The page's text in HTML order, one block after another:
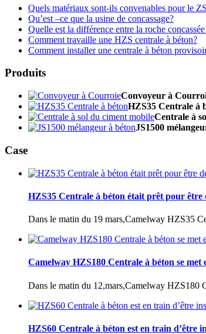
Quels matériaux sont-ils convenables pour le
Qu’est –ce que la usine de concassage?
Quelle est la différence entre la roche
Comment travaille une HZS centrale à béton?
Comment installer une centrale à béton
Produits
Convoyeur à
HZS35 Centrale à
Centrale à
JS1500
Case
HZS35 Centrale à béton était prêt pour être
Dans le matin du 19 mars,Camelway HZS35
Camelway HZS180 Centrale à béton se met
Dans le matin du 12,mars,Camelway HZS180
HZS60 Centrale à béton est en train d’être